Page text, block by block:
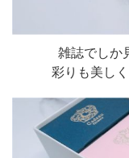
雑誌でしか
彩りも美し